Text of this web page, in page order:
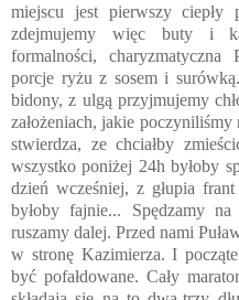
miejscu jest pierwszy ciepły
zdejmujemy więc buty i
formalności,
porcje ryżu z sosem i
bidony, z ulgą przyjmujemy
założeniach, jakie poczyniliśmy
stwierdza, ze chciałby
wszystko poniżej 24h byłoby
dzień wcześniej, z głupia
byłoby fajnie... Spędzamy
ruszamy dalej. Przed nami
w stronę Kazimierza. I
być pofałdowane. Cały